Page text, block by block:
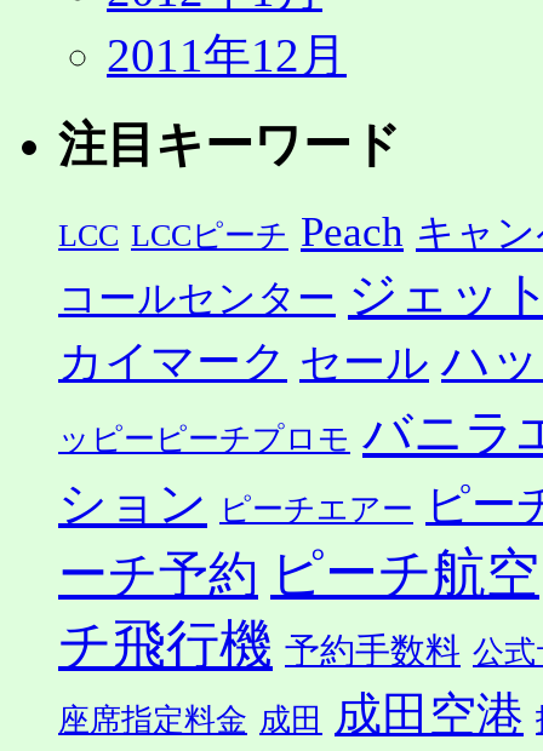
2011年12月
注目キーワード
LCC LCCピーチ Peach キャ
コールセンター ジェッ
カイマーク セール ハ
ッピーピーチプロモ バニラ
ション
ピーチエアー ピー
ーチ予約 ピーチ航空
チ飛行機 予約手数料 公
座席指定料金 成田 成田空港